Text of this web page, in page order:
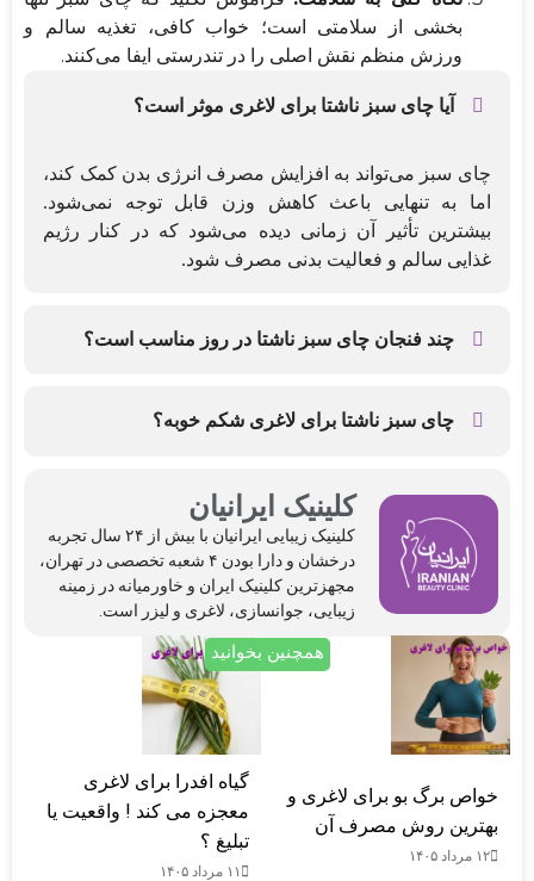
بخشی از سلامتی است؛ خواب کافی، تغذیه سالم و
ورزش منظم نقش اصلی را در تندرستی ایفا می‌کنند.
آیا چای سبز ناشتا برای لاغری موثر است؟
چای سبز می‌تواند به افزایش مصرف انرژی بدن کمک کند،
اما به تنهایی باعث کاهش وزن قابل توجه نمی‌شود.
بیشترین تأثیر آن زمانی دیده می‌شود که در کنار رژیم
غذایی سالم و فعالیت بدنی مصرف شود.
چند فنجان چای سبز ناشتا در روز مناسب است؟
مقدار متعادلی محسوب می‌شود. بهتر است مصرف آن به
چای سبز ناشتا برای لاغری شکم خوبه؟
صورت مستقیم باعث لاغری یک ناحیه خاص مانند شکم
نمی‌شود. کاهش چربی معمولاً در کل بدن اتفاق می‌افتد.
کلینیک ایرانیان
کلینیک‌ زیبایی ایرانیان با بیش از ۲۴ سال تجربه
درخشان و دارا بودن ۴ شعبه تخصصی در تهران،
مجهزترین کلینیک ایران و خاورمیانه در زمینه
زیبایی، جوانسازی، لاغری و لیزر است.
همچنین بخوانید
خواص برگ بو برای لاغری و
بهترین روش مصرف آن
۱۲ مرداد ۱۴۰۵
گیاه افدرا برای لاغری
معجزه می کند ! واقعیت یا
تبلیغ ؟
۱۱ مرداد ۱۴۰۵